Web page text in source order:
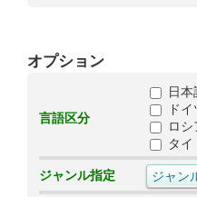
オプション
言語区分
日本
ド
ロシ
タイ
ジャンル指定